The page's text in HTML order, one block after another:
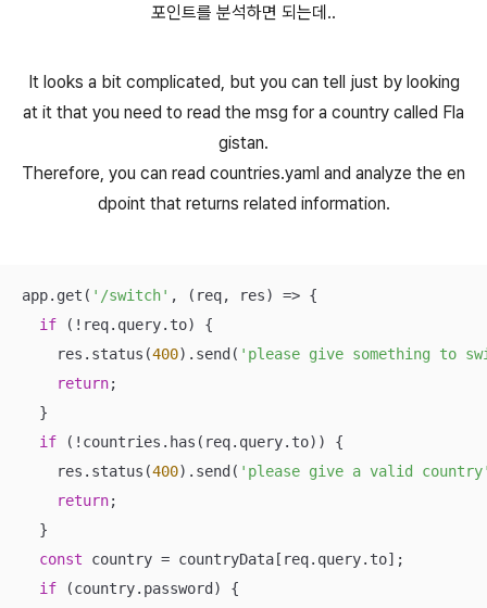
포인트를 분석하면 되는데..
It looks a bit complicated, but you can tell just by looking
at it that you need to read the msg for a country called Fla
gistan.
Therefore, you can read countries.yaml and analyze the en
dpoint that returns related information.
app.get( '/switch' , ( req, res) => {
if (!req.query.to) {
    res.status(
400).send( 'please give something to
return;
  }
if (!countries.has(req.query.to)) {
    res.status(
400).send( 'please give a valid
return;
  }
const country = countryData[req.query.to];
if (country.password) {